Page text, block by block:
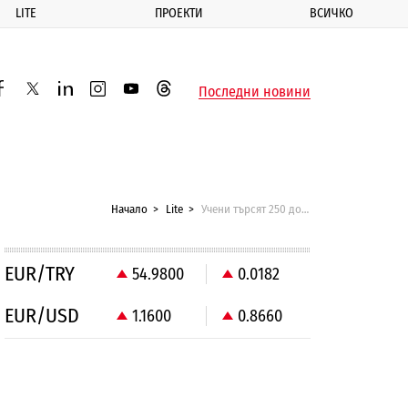
LITE ПРОЕКТИ ВСИЧКО
twitterlinkedininstagram
youtubethreadsПоследни новини
Начало Lite Учени търсят 250 доброволци за диета с авокадо
EUR/TRY 54.9800 0.0182
EUR/USD 1.1600 0.8660